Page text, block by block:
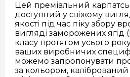
Цей преміальний
доступний у свіжому
якості під час піку збору
вигляді заморожених ягід
класу протягом усього
ваших виробничих
можемо запропонувати
за кольором, калібрований